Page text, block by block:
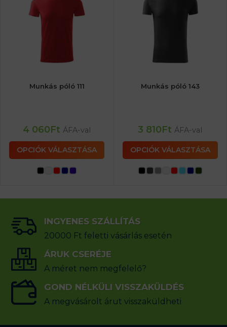
Munkás póló 111
4 060Ft ÁFA-val
OPCIÓK VÁLASZTÁSA
Munkás póló 143
3 810Ft ÁFA-val
OPCIÓK VÁLASZTÁSA
INGYENES SZÁLLÍTÁS
20000 Ft feletti vásárlás esetén
ÁRUK CSERÉJE
A méret nem megfelelő?
GOND NÉLKÜLI VISSZAKÜLDÉS
A megvásárolt árut visszaküldheti